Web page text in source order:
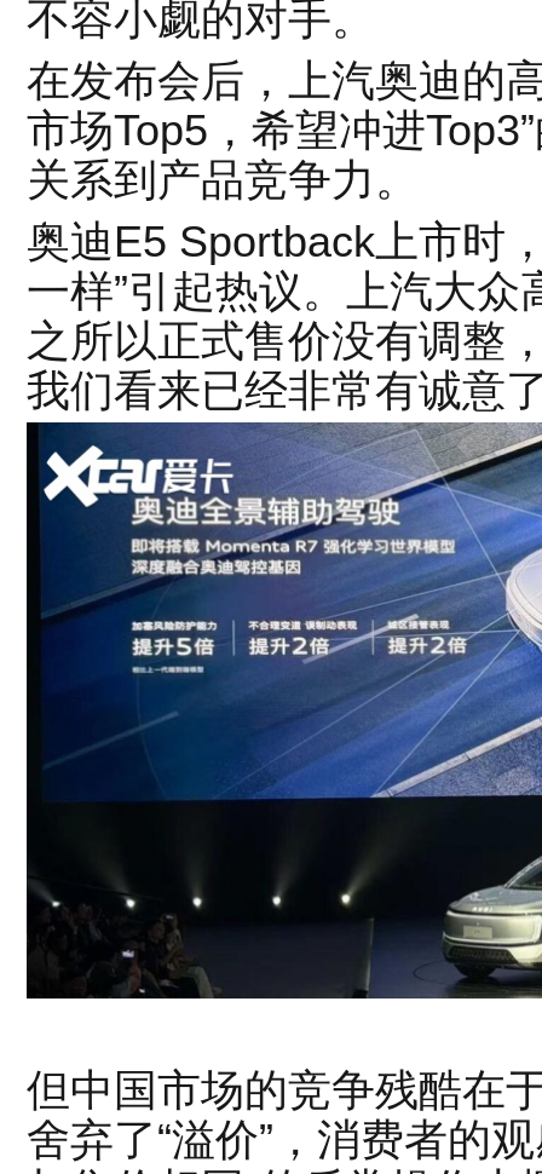
不容小觑的对手。
在发布会后，上汽奥迪的
市场Top5，希望冲进
关系到产品竞争力。
奥迪E5 Sportback上市时
一样”引起热议。上汽大
之所以正式售价没有调整
我们看来已经非常有诚意
但中国市场的竞争残酷在
舍弃了“溢价”，消费者的